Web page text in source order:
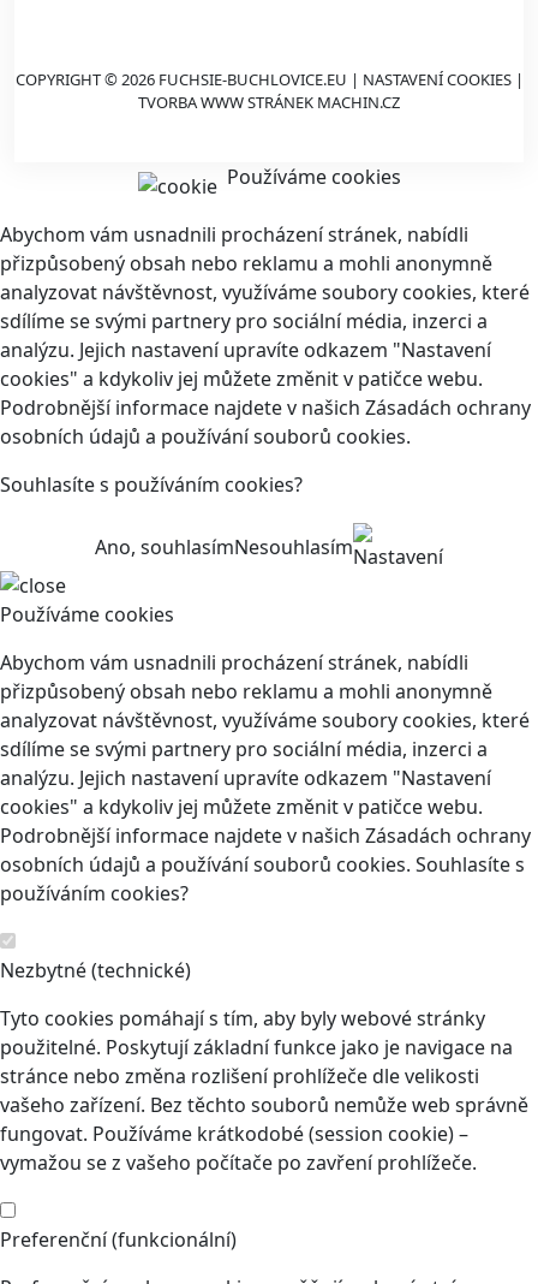
COPYRIGHT © 2026 FUCHSIE-BUCHLOVICE.EU | NASTAVENÍ COOKIES|
TVORBA WWW STRÁNEK MACHIN.CZ
Používáme cookies
Abychom vám usnadnili procházení stránek, nabídli
přizpůsobený obsah nebo reklamu a mohli anonymně
analyzovat návštěvnost, využíváme soubory cookies, které
sdílíme se svými partnery pro sociální média, inzerci a
analýzu. Jejich nastavení upravíte odkazem "Nastavení
cookies" a kdykoliv jej můžete změnit v patičce webu.
Podrobnější informace najdete v našich Zásadách ochrany
osobních údajů a používání souborů cookies.
Souhlasíte s používáním cookies?
Ano, souhlasímNesouhlasímNastavení
Používáme cookies
Abychom vám usnadnili procházení stránek, nabídli
přizpůsobený obsah nebo reklamu a mohli anonymně
analyzovat návštěvnost, využíváme soubory cookies, které
sdílíme se svými partnery pro sociální média, inzerci a
analýzu. Jejich nastavení upravíte odkazem "Nastavení
cookies" a kdykoliv jej můžete změnit v patičce webu.
Podrobnější informace najdete v našich Zásadách ochrany
osobních údajů a používání souborů cookies. Souhlasíte s
používáním cookies?
Nezbytné (technické)
Tyto cookies pomáhají s tím, aby byly webové stránky
použitelné. Poskytují základní funkce jako je navigace na
stránce nebo změna rozlišení prohlížeče dle velikosti
vašeho zařízení. Bez těchto souborů nemůže web správně
fungovat. Používáme krátkodobé (session cookie) –
vymažou se z vašeho počítače po zavření prohlížeče.
Preferenční (funkcionální)